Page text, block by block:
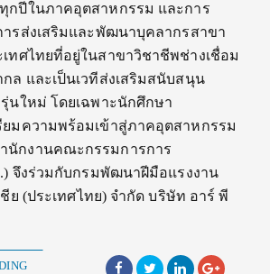
กปีในภาคอุตสาหกรรม และการ
ารส่งเสริมและพัฒนาบุคลากรสาขา
เทศไทยที่อยู่ในสาขาวิชาชีพช่างเชื่อม
ล และเป็นเวทีส่งเสริมสนับสนุน
นใหม่ โดยเฉพาะนักศึกษา
ยมความพร้อมเข้าสู่ภาคอุตสาหกรรม
นักงานคณะกรรมการการ
จึงร่วมกับกรมพัฒนาฝีมือแรงงาน
ชีย (ประเทศไทย) จำกัด บริษัท อาร์ พี